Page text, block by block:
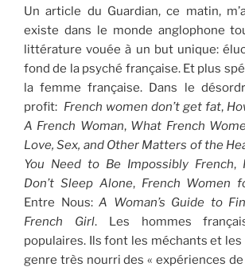
Un article du Guardian, ce matin,
existe dans le monde anglophone
littérature vouée à un but unique:
fond de la psyché française. Et plus
la femme française. Dans le
profit: French women don’t get fat,
A French Woman, What French
Love, Sex, and Other Matters of the
You Need to Be Impossibly French,
Don’t Sleep Alone, French Women
Entre Nous: A Woman’s Guide to
French Girl. Les hommes
populaires. Ils font les méchants et les
genre très nourri des « expériences de